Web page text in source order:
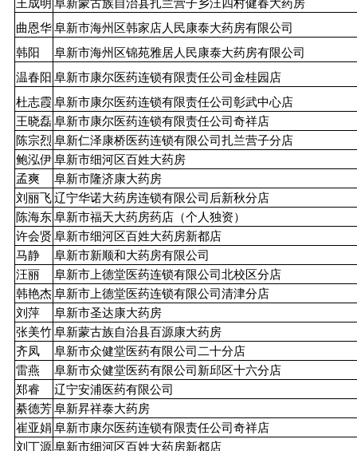
王成明 阜新蒙古族自治县扎兰营子乡汪四村健春大药房
曲恩华阜新市海州区韩家店人民康泰大药房有限公司
韩阳
阜新市海州区锦苑雅居人民康泰大药房有限公司
温春阳 阜新市康尔医药连锁有限责任公司金桂园店
杜志霞阜新市康尔医药连锁有限责任公司彰武中心店
王晓磊阜新市康尔医药连锁有限责任公司奇祥店
陈宗烈 阜新仁泽康桥医药连锁有限公司扎兰营子分店
鲍泓伊阜新市细河区百姓大药房
孟爽
阜新市隆济康大药房
刘丽飞辽宁华诺大药房连锁有限公司后新秋分店
陈海东阜新市福天大药房药店（个人独资）
许会贤 阜新市细河区百姓大药房新都店
马静
阜新市新顺和大药房有限公司
汪丽
阜新市上德堂医药连锁有限公司北校区分店
韩艳杰阜新市上德堂医药连锁有限公司清津分店
刘萍
阜新市圣达康大药房
张美竹阜新蒙古族自治县百源康大药房
齐凤
阜新市众健堂医药有限公司二十分店
雷燕
阜新市众健堂医药有限公司新邱区十六分店
郑睿
辽宁安浦医药有限公司
綦德芳阜新昇祥泰大药房
崔亚娟 阜新市康尔医药连锁有限责任公司奇祥店
刘丁源 阜新市细河区百姓大药房新都店